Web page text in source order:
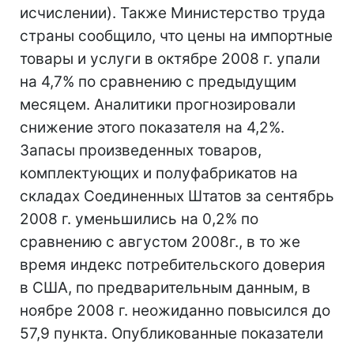
исчислении). Также Министерство труда
страны сообщило, что цены на импортные
товары и услуги в октябре 2008 г. упали
на 4,7% по сравнению с предыдущим
месяцем. Аналитики прогнозировали
снижение этого показателя на 4,2%.
Запасы произведенных товаров,
комплектующих и полуфабрикатов на
складах Соединенных Штатов за сентябрь
2008 г. уменьшились на 0,2% по
сравнению с августом 2008г., в то же
время индекс потребительского доверия
в США, по предварительным данным, в
ноябре 2008 г. неожиданно повысился до
57,9 пункта. Опубликованные показатели